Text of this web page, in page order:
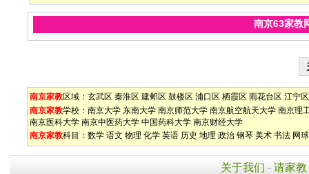
南京63家教
南京家教区域： 玄武区 秦淮区 建邺区 鼓楼区 浦口区 栖霞区 雨花台区 江宁区
南京家教学校： 南京大学 东南大学 南京师范大学 南京航空航天大学 南京理
南京医科大学 南京中医药大学 中国药科大学 南京财经大学
南京家教科目： 数学 语文 物理 化学 英语 历史 地理 政治 钢琴 美术 书法 网球
关于我们 - 请家教